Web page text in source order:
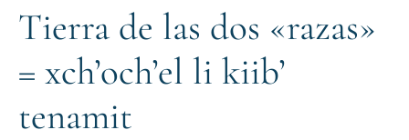
Tierra de las dos «razas»
= xch’och’el li kiib’
tenamit